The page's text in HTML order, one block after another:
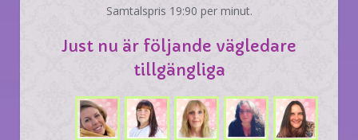
Samtalspris 19:90 per minut.
Just nu är följande vägledare
tillgängliga